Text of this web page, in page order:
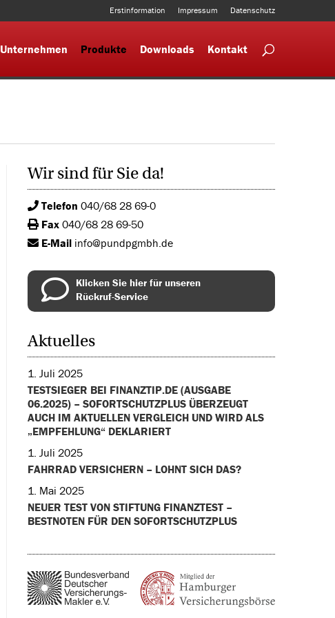
Erstinformation Impressum Datenschutz
Unternehmen Produkte Downloads Kontakt
Wir sind für Sie da!
Telefon 040/68 28 69-0
Fax040/68 28 69-50
E-Mail info@pundpgmbh.de
Klicken Sie hier für unseren
Rückruf-Service
Aktuelles
1. Juli 2025
TESTSIEGER BEI FINANZTIP.DE (AUSGABE
06.2025) – SOFORTSCHUTZPLUS ÜBERZEUGT
AUCH IM AKTUELLEN VERGLEICH UND WIRD ALS
„EMPFEHLUNG“ DEKLARIERT
1. Juli 2025
FAHRRAD VERSICHERN – LOHNT SICH DAS?
1. Mai 2025
NEUER TEST VON STIFTUNG FINANZTEST –
BESTNOTEN FÜR DEN SOFORTSCHUTZPLUS